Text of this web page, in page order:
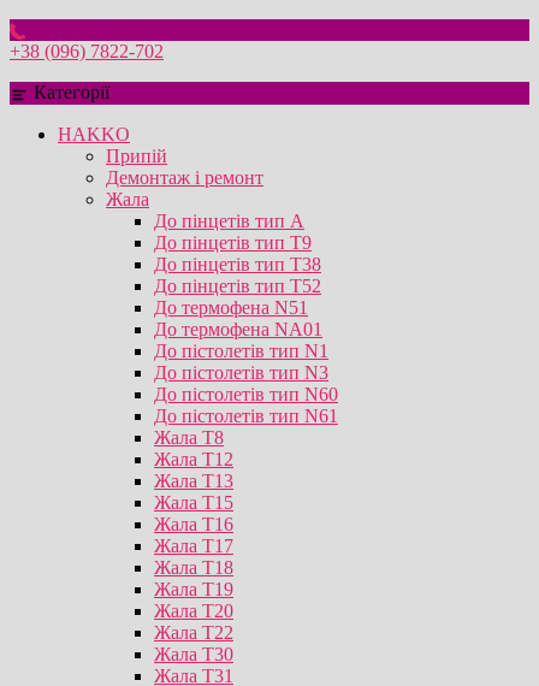
+38 (096) 7822-702
Категорії
HAKKO
Припій
Демонтаж і ремонт
Жала
До пінцетів тип А
До пінцетів тип T9
До пінцетів тип T38
До пінцетів тип T52
До термофена N51
До термофена NA01
До пістолетів тип N1
До пістолетів тип N3
До пістолетів тип N60
До пістолетів тип N61
Жала T8
Жала T12
Жала T13
Жала T15
Жала T16
Жала T17
Жала T18
Жала T19
Жала T20
Жала T22
Жала T30
Жала T31